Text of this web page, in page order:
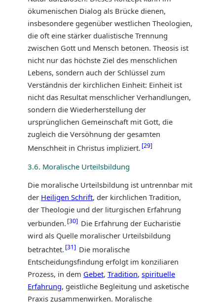
ökumenischen Dialog als Brücke dienen,
insbesondere gegenüber westlichen Theologien,
die oft eine stärker dualistische Trennung
zwischen Gott und Mensch betonen. Theosis ist
nicht nur das höchste Ziel des menschlichen
Lebens, sondern auch der Schlüssel zum
Verständnis der kirchlichen Einheit: Einheit ist
nicht das Resultat menschlicher Verhandlungen,
sondern die Wiederherstellung der
ursprünglichen Gemeinschaft mit Gott, die
zugleich die Versöhnung der gesamten
Menschheit in Christus impliziert. 29
3.6. Moralische Urteilsbildung
Die moralische Urteilsbildung ist untrennbar mit
der Heiligen Schrift, der kirchlichen Tradition,
der Theologie und der liturgischen Erfahrung
verbunden. 30
Die Erfahrung der Eucharistie
wird als Quelle moralischer Urteilsbildung
betrachtet. 31
Die moralische
Entscheidungsfindung erfolgt im konziliaren
Prozess, in dem Gebet, Tradition, spirituelle
Erfahrung, geistliche Begleitung und asketische
Praxis zusammenwirken. Moralische